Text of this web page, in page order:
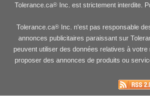
Tolerance.ca® Inc. est strictement interdite.
Tolerance.ca® Inc. n'est pas responsable
annonces publicitaires paraissant sur
peuvent utiliser des données relatives à
proposer des annonces de produits ou